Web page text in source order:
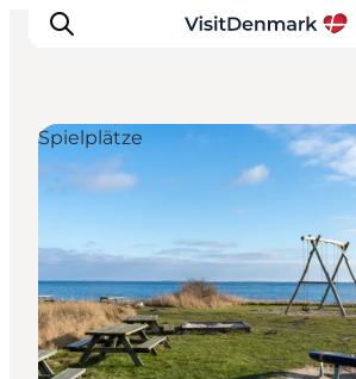
Inspiration
Erlebnisse
Unterkünfte
Reiseplanung
Spielplätze